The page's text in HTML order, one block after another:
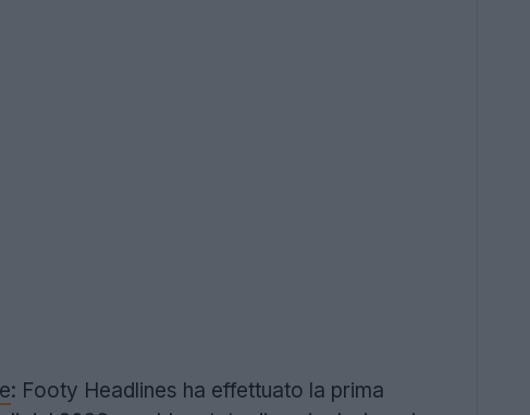
: Footy Headlines ha effettuato la prima